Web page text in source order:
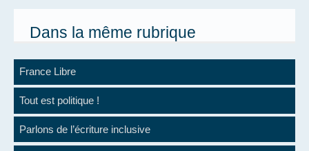
Dans la même rubrique
France Libre
Tout est politique !
Parlons de l’écriture inclusive